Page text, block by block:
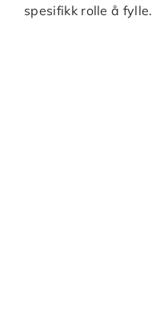
spesifikk rolle å fylle.